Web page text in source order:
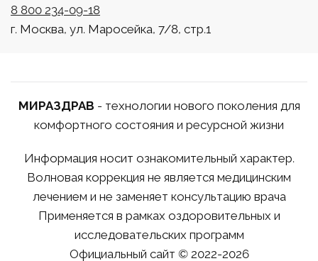
8 800 234-09-18
г. Москва, ул. Маросейка, 7/8, стр.1
МИРАЗДРАВ - технологии нового поколения для
комфортного состояния и ресурсной жизни
Информация носит ознакомительный характер.
Волновая коррекция не является медицинским
лечением и не заменяет консультацию врача
Применяется в рамках оздоровительных и
исследовательских программ
Официальный сайт © 2022-2026